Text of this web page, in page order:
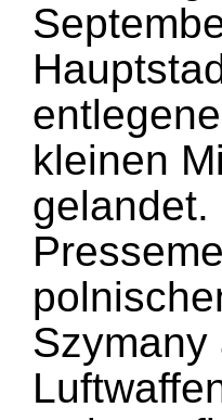
kleinen